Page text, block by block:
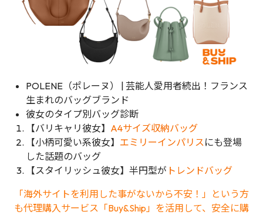
POLENE（ポレーヌ） | 芸能人愛用者続出！フランス
生まれのバッグブランド
彼女のタイプ別バッグ診断
【バリキャリ彼女】 A4サイズ収納バッグ
【小柄可愛い系彼女】 エミリーインパリスにも登場
した話題のバッグ
【スタイリッシュ彼女】半円型が トレンドバッグ
「海外サイトを利用した事がないから不安！」という方
も代理購入サービス「Buy&Ship」を活用して、安全に購